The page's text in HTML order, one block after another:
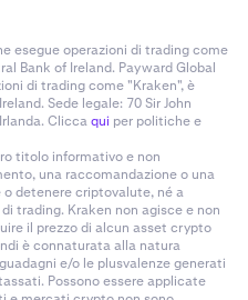
esegue operazioni di trading come
Bank of Ireland. Payward Global
di trading come "Kraken", è
Sede legale: 70 Sir John
Cliccaqui per politiche e
titolo informativo e non
una raccomandazione o una
detenere criptovalute, né a
trading. Kraken non agisce e non
il prezzo di alcun asset crypto
è connaturata alla natura
e/o le plusvalenze generati
Possono essere applicate